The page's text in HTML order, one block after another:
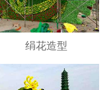
留言反馈
绢花造型